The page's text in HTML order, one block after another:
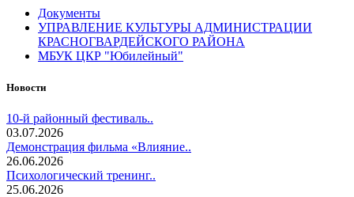
Документы
УПРАВЛЕНИЕ КУЛЬТУРЫ АДМИНИСТРАЦИИ
КРАСНОГВАРДЕЙСКОГО РАЙОНА
МБУК ЦКР "Юбилейный"
Новости
10-й районный фестиваль..
03.07.2026
Демонстрация фильма «Влияние..
26.06.2026
Психологический тренинг..
25.06.2026